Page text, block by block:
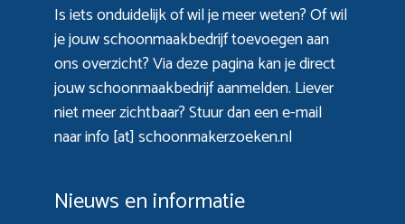
Is iets onduidelijk of wil je meer weten? Of wil
je jouw schoonmaakbedrijf toevoegen aan
ons overzicht? Viadeze paginakan je direct
jouw schoonmaakbedrijf aanmelden. Liever
niet meer zichtbaar? Stuur dan een e-mail
naar info [at] schoonmakerzoeken.nl
Nieuws en informatie